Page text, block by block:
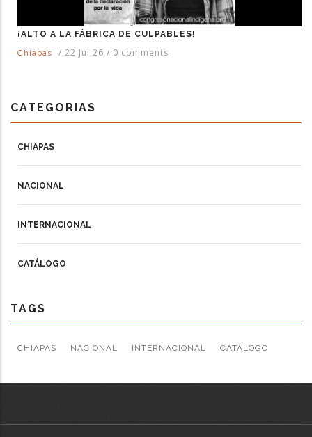
¡ALTO A LA FÁBRICA DE CULPABLES!
Chiapas
/ 22 Jul 26 / 0 comments
CATEGORIAS
CHIAPAS
NACIONAL
INTERNACIONAL
CATÁLOGO
TAGS
CHIAPAS NACIONAL INTERNACIONAL CATÁLOGO